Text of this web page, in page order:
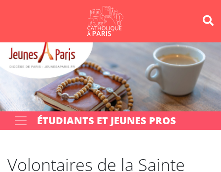
Votre recherche OK
ÉTUDIANTS ET JEUNES PROS
Volontaires de la Sainte
Panneau de gestion des cookies